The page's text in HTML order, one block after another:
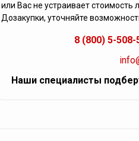
или Вас не устраивает стоимость
Дозакупки, уточняйте
8 (800) 5-508-
Наши специалисты